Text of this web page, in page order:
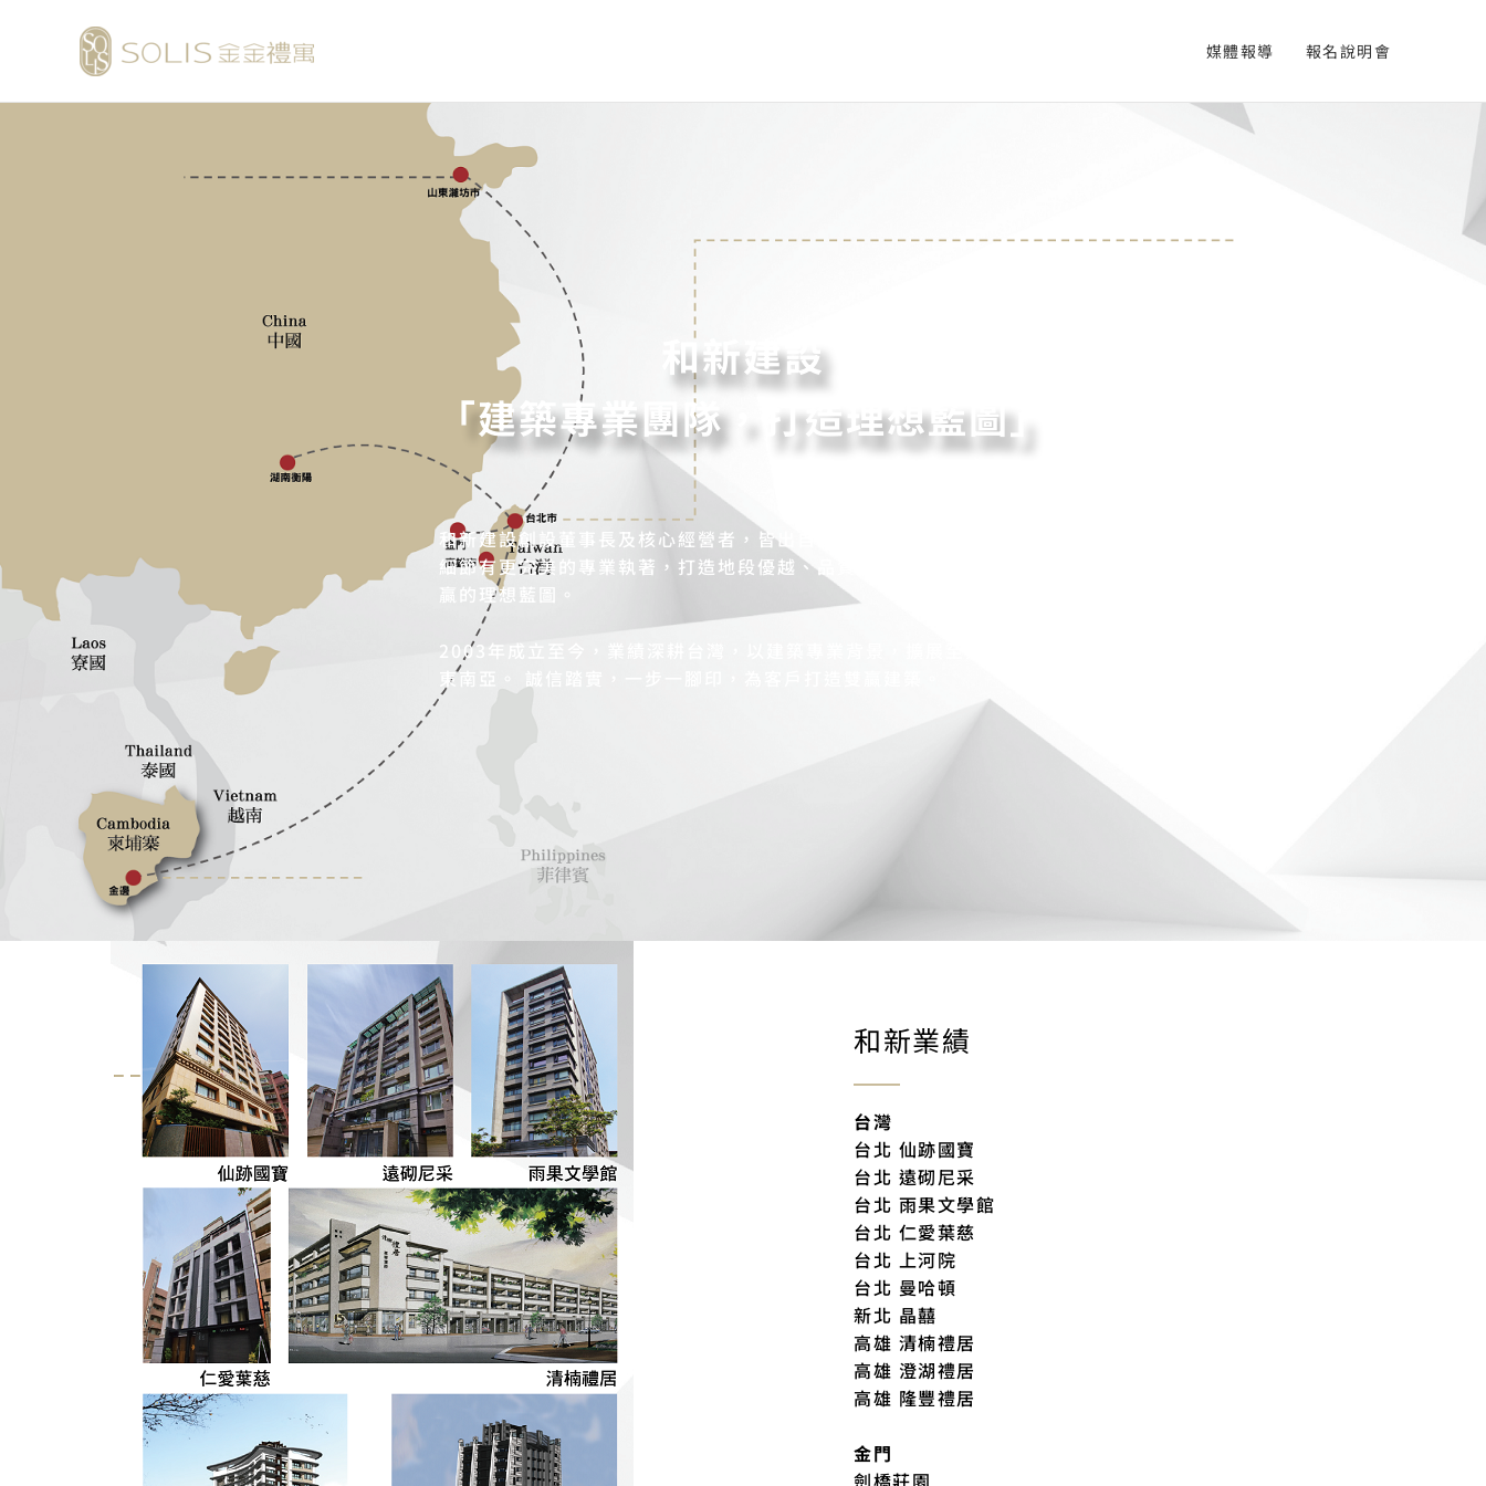
媒體報導 報名說明會
和新建設
「建築專業團隊，打造理想藍圖」
和新建設創設董事長及核心經營者，皆出自建築專業系所， 對於建築
細節有更完美的專業執著，打造地段優越、品質優先， 保值與增值雙
贏的理想藍圖。
2003年成立至今，業績深耕台灣，以建築專業背景，擴展至大陸、
東南亞。 誠信踏實，一步一腳印，為客戶打造雙贏建築。
和新業績
台灣
台北 仙跡國寶
台北 遠砌尼采
台北 雨果文學館
台北 仁愛葉慈
台北 上河院
台北 曼哈頓
新北 晶囍
高雄 清楠禮居
高雄 澄湖禮居
高雄 隆豐禮居
金門
劍橋莊園